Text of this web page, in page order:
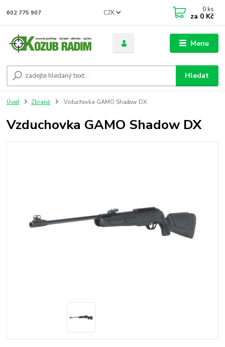
Menu
CZK
Hledat
602 775 907 0 ks
za 0 Kč
Úvod Zbraně Vzduchovka GAMO Shadow DX
Vzduchovka GAMO Shadow DX